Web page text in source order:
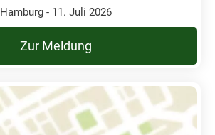
Hamburg - 11. Juli 2026
Zur Meldung